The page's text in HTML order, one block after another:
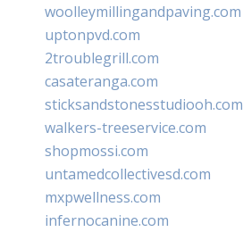
woolleymillingandpaving.com
uptonpvd.com
2troublegrill.com
casateranga.com
sticksandstonesstudiooh.com
walkers-treeservice.com
shopmossi.com
untamedcollectivesd.com
mxpwellness.com
infernocanine.com